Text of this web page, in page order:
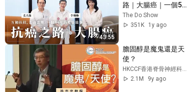
43:55
路｜大腸癌｜一個54
年嘅愛情故事｜姜大
衞｜姜卓文｜#AIA #
The Do Show
351K
1y ago
膽固醇是魔鬼還是天
使？
2.1M
9y ago